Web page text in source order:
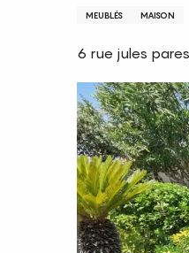
MEUBLÉS MAISON
6 rue jules